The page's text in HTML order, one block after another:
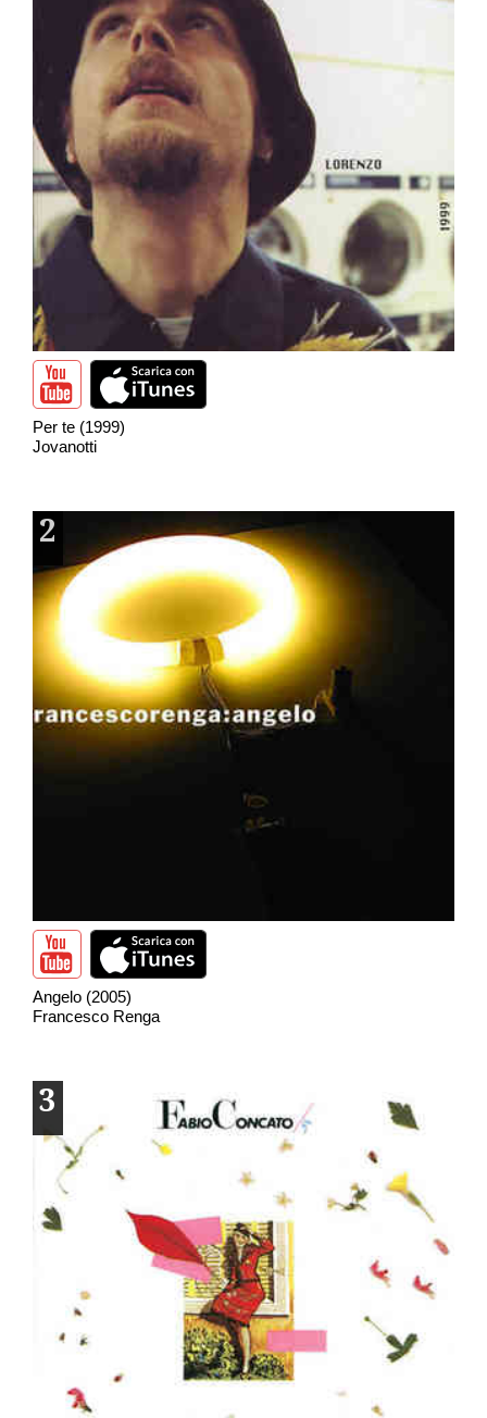
Per te (1999)
Jovanotti
2
Angelo (2005)
Francesco Renga
3